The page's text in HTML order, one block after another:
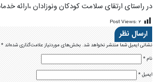
در راستای ارتقای سلامت کودکان ونوزادان
Post Views: ۲
ارسال نظر
نشانی ایمیل شما منتشر نخواهد شد.بخش‌های موردنیاز علامت‌گذاری شده‌اند*
نام*
ایمیل*